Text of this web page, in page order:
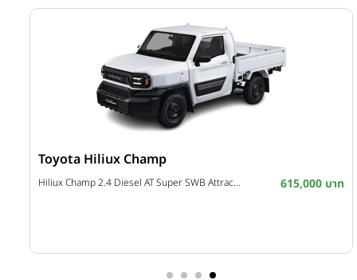
Toyota Hiliux Champ
Hiliux Champ 2.4 Diesel AT Super SWB Attractive Package ปี 2025 615,000 บาท